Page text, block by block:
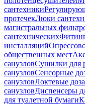
сантехники
протечекЛюки
магистральных
сантехнических
инсталляций
общественных мест
санузловСушилки для
санузловСенсорные
санузловЛоктевые
санузловДиспенсеры
для туалетной бумаги